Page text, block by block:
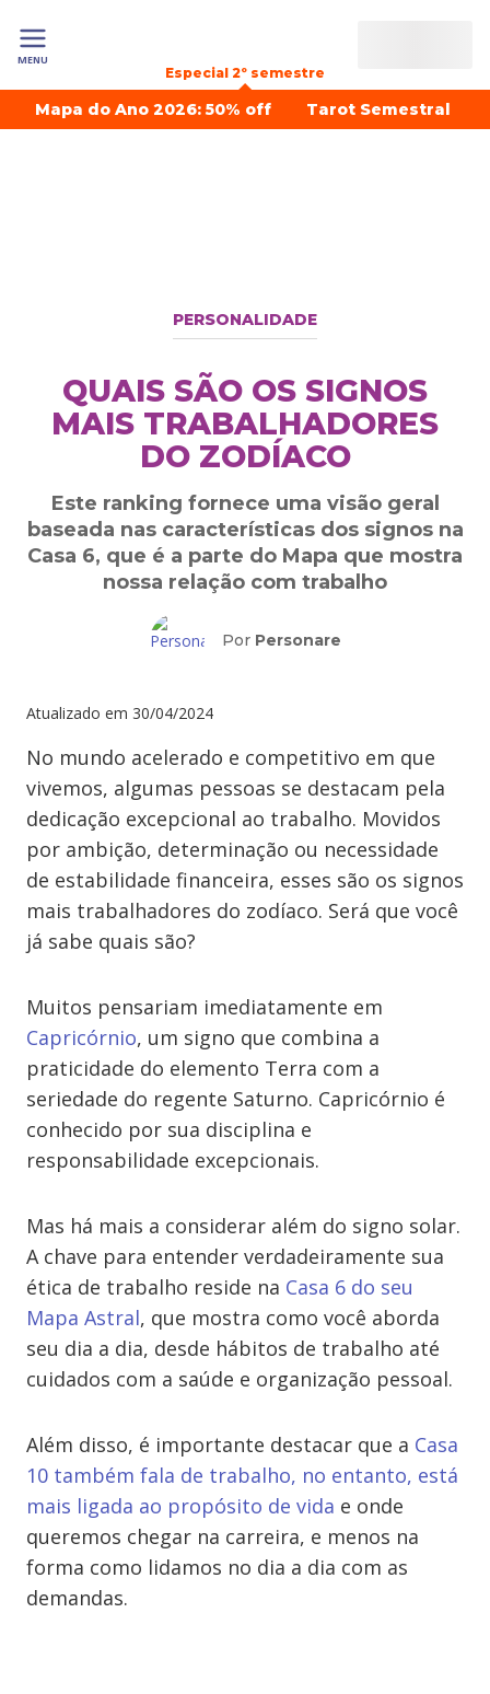
MENU
Especial 2º semestre
Mapa do Ano 2026: 50% off Tarot Semestral
PERSONALIDADE
QUAIS SÃO OS SIGNOS
MAIS TRABALHADORES
DO ZODÍACO
Este ranking fornece uma visão geral
baseada nas características dos signos na
Casa 6, que é a parte do Mapa que mostra
nossa relação com trabalho
Por Personare
Atualizado em 30/04/2024
No mundo acelerado e competitivo em que
vivemos, algumas pessoas se destacam pela
dedicação excepcional ao trabalho. Movidos
por ambição, determinação ou necessidade
de estabilidade financeira, esses são os signos
mais trabalhadores do zodíaco. Será que você
já sabe quais são?
Muitos pensariam imediatamente em
Capricórnio, um signo que combina a
praticidade do elemento Terra com a
seriedade do regente Saturno. Capricórnio é
conhecido por sua disciplina e
responsabilidade excepcionais.
Mas há mais a considerar além do signo solar.
A chave para entender verdadeiramente sua
ética de trabalho reside na Casa 6 do seu
Mapa Astral, que mostra como você aborda
seu dia a dia, desde hábitos de trabalho até
cuidados com a saúde e organização pessoal.
Além disso, é importante destacar que a Casa
10 também fala de trabalho, no entanto, está
mais ligada ao propósito de vida e onde
queremos chegar na carreira, e menos na
forma como lidamos no dia a dia com as
demandas.